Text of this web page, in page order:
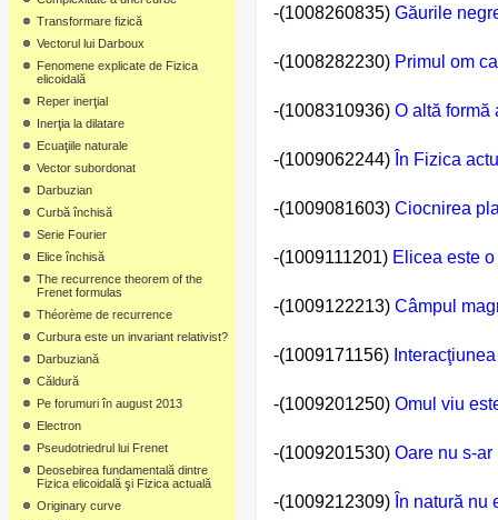
Transformare fizică
Vectorul lui Darboux
Fenomene explicate de Fizica
elicoidală
Reper inerţial
Inerţia la dilatare
Ecuaţiile naturale
Vector subordonat
Darbuzian
Curbă închisă
Serie Fourier
Elice închisă
The recurrence theorem of the
Frenet formulas
Théorème de recurrence
Curbura este un invariant relativist?
Darbuziană
Căldură
Pe forumuri în august 2013
Electron
Pseudotriedrul lui Frenet
Deosebirea fundamentală dintre
Fizica elicoidală şi Fizica actuală
Originary curve
-(1008260835) Găurile
-(1008282230) Primul om
-(1008310936) O altă formă
-(1009062244) În Fizica
-(1009081603) Ciocnirea
-(1009111201) Elicea este
-(1009122213) Câmpul
-(1009171156)
-(1009201250) Omul viu
-(1009201530) Oare nu s-
-(1009212309) În natură nu